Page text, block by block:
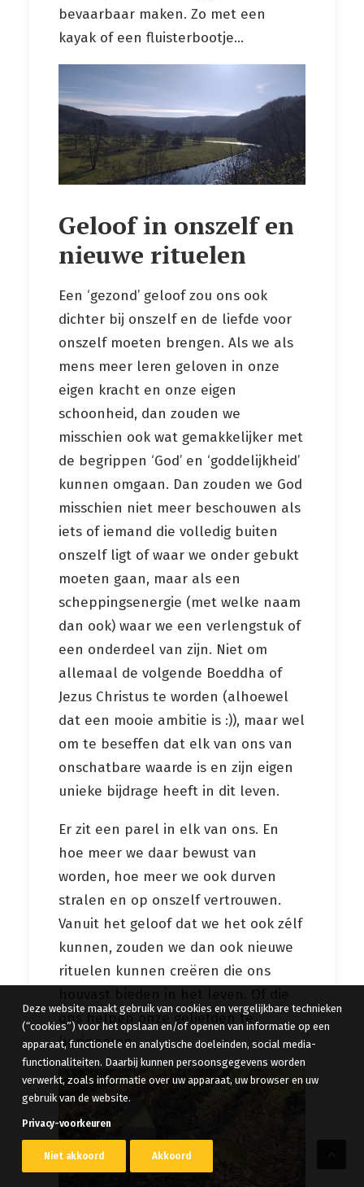
bevaarbaar maken. Zo met een
kayak of een fluisterbootje…
Geloof in onszelf en
nieuwe rituelen
Een ‘gezond’ geloof zou ons ook
dichter bij onszelf en de liefde voor
onszelf moeten brengen. Als we als
mens meer leren geloven in onze
eigen kracht en onze eigen
schoonheid, dan zouden we
misschien ook wat gemakkelijker met
de begrippen ‘God’ en ‘goddelijkheid’
kunnen omgaan. Dan zouden we God
misschien niet meer beschouwen als
iets of iemand die volledig buiten
onszelf ligt of waar we onder gebukt
moeten gaan, maar als een
scheppingsenergie (met welke naam
dan ook) waar we een verlengstuk of
een onderdeel van zijn. Niet om
allemaal de volgende Boeddha of
Jezus Christus te worden (alhoewel
dat een mooie ambitie is :)), maar wel
om te beseffen dat elk van ons van
onschatbare waarde is en zijn eigen
unieke bijdrage heeft in dit leven.
Er zit een parel in elk van ons. En
hoe meer we daar bewust van
worden, hoe meer we ook durven
stralen en op onszelf vertrouwen.
Vanuit het geloof dat we het ook zélf
kunnen, zouden we dan ook nieuwe
rituelen kunnen creëren die ons
ons helpen onze geliefden te
herinneren.
Deze website maakt gebruik van cookies en vergelijkbare technieken
(“cookies”) voor het opslaan en/of openen van informatie op een
apparaat, functionele en analytische doeleinden, social media-
functionaliteiten. Daarbij kunnen persoonsgegevens worden
verwerkt, zoals informatie over uw apparaat, uw browser en uw
gebruik van de website.
Privacy-voorkeuren
Niet akkoord Akkoord